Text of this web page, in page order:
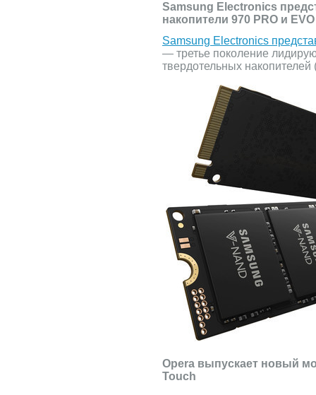
Samsung Electronics
накопители 970 PRO и EVO
Samsung Electronics
— третье поколение
твердотельных накопителей
Opera выпускает новый
Touch